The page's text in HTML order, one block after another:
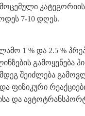
7-10 დღეს.
1 % და 2.5 %
შეიძლება
ფიზიკური
და